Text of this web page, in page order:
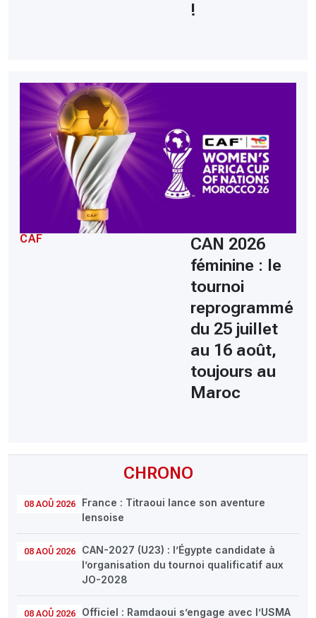
CHRONO
08 AOÛ 2026
France : Titraoui lance son aventure
lensoise
08 AOÛ 2026
CAN-2027 (U23) : l’Égypte candidate à
l’organisation du tournoi qualificatif aux
JO-2028
08 AOÛ 2026 Officiel : Ramdaoui s’engage avec l’USMA
!
CAF
CAN 2026
féminine : le
tournoi
reprogrammé
du 25 juillet
au 16 août,
toujours au
Maroc